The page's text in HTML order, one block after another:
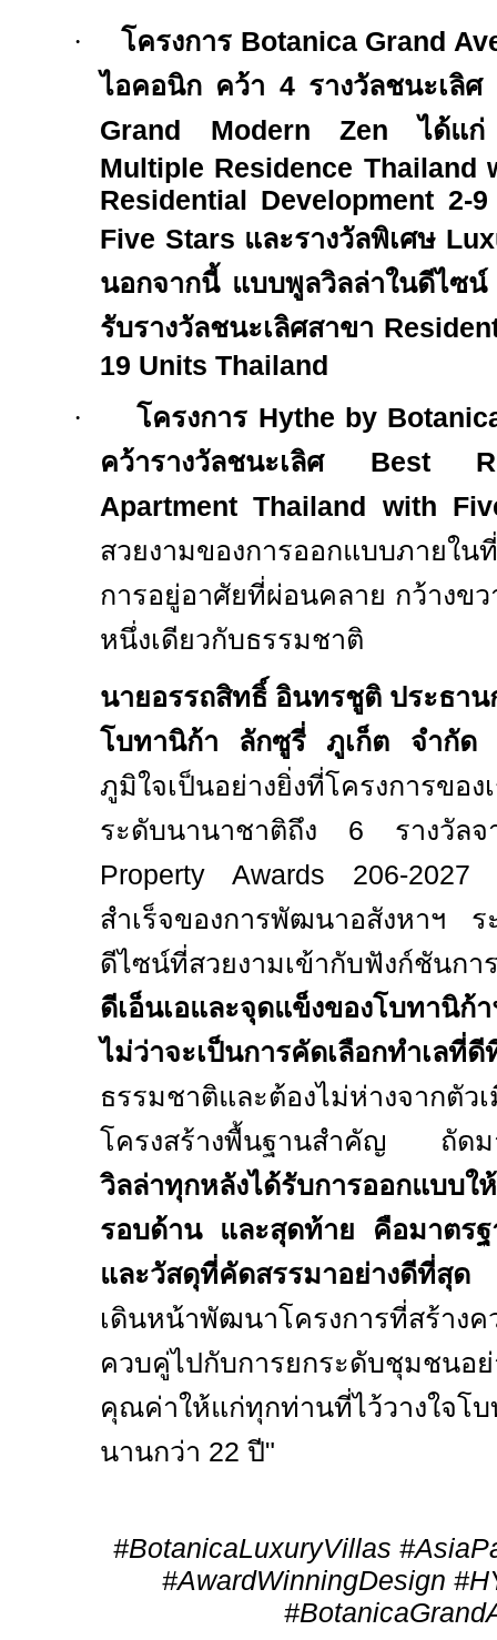
·
โครงการ Botanica Grand
ไอคอนิก คว้า 4รางวัลชนะเลิศ
Grand Modern Zenได้แ
Multiple Residence Thailand
Residential Development 2-
Five Stars และรางวัลพิเศษ
นอกจากนี้ แบบพูลวิลล่าในดีไซน์
รับรางวัลชนะเลิศสาขา
19 Units Thailand
·
โครงการ Hythe by
คว้ารางวัลชนะเลิศ Best
Apartment Thailand with
สวยงามของการออกแบบภายใน
การอยู่อาศัยที่ผ่อนคลาย กว้างข
หนึ่งเดียวกับธรรมชาติ
นายอรรถสิทธิ์ อินทรชูติ ประธา
โบทานิก้า ลักซูรี่ ภูเก็ต จำกัด
ภูมิใจเป็นอย่างยิ่งที่โครงการของ
ระดับนานาชาติถึง 6 รางวัล
Property Awards 206-2027
สำเร็จของการพัฒนาอสังหาฯ
ดีไซน์ที่สวยงามเข้ากับฟังก์ชันกา
ดีเอ็นเอและจุดแข็งของโบทานิก้
ไม่ว่าจะเป็นการคัดเลือกทำเลที่
ธรรมชาติและต้องไม่ห่างจากตั
โครงสร้างพื้นฐานสำคัญ ถัดม
วิลล่าทุกหลังได้รับการออกแบบใ
รอบด้าน และสุดท้าย คือมาตร
และวัสดุที่คัดสรรมาอย่างดีที่สุ
เดินหน้าพัฒนาโครงการที่สร้าง
ควบคู่ไปกับการยกระดับชุมชน
คุณค่าให้แก่ทุกท่านที่ไว้วางใจโ
นานกว่า 22 ปี"
#BotanicaLuxuryVillas
#AwardWinningDesign